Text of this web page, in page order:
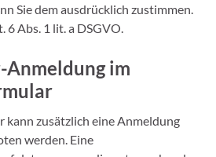
Sie dem ausdrücklich zustimmen.
Abs. 1 lit. a DSGVO.
im
zusätzlich eine Anmeldung
werden. Eine